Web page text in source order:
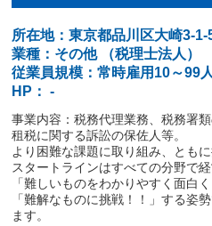
所在地：東京都品川区大崎3-
業種：その他 （税理士法人）
従業員規模：常時雇用10～99人
HP： -
事業内容：税務代理業務、税務署
租税に関する訴訟の保佐人等。
より困難な課題に取り組み、とも
スタートラインはすべての分野で
「難しいものをわかりやすく面白
「難解なものに挑戦！！」する姿
ます。